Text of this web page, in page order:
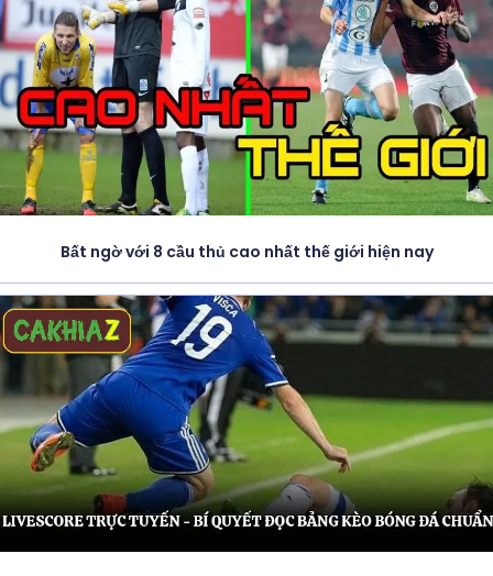
Bất ngờ với 8 cầu thủ cao nhất thế giới hiện nay